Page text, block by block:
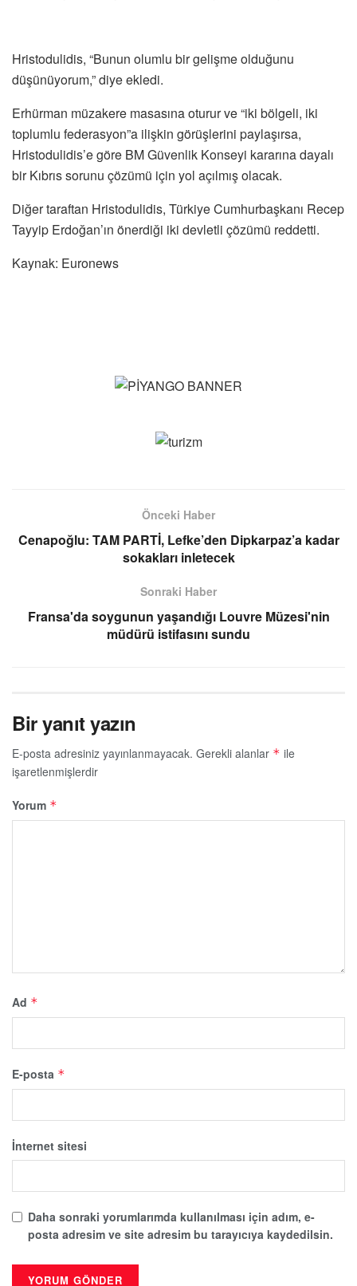
Hristodulidis, “Bunun olumlu bir gelişme olduğunu
düşünüyorum,” diye ekledi.
Erhürman müzakere masasına oturur ve “iki bölgeli, iki
toplumlu federasyon”a ilişkin görüşlerini paylaşırsa,
Hristodulidis’e göre BM Güvenlik Konseyi kararına dayalı
bir Kıbrıs sorunu çözümü için yol açılmış olacak.
Diğer taraftan Hristodulidis, Türkiye Cumhurbaşkanı Recep
Tayyip Erdoğan’ın önerdiği iki devletli çözümü reddetti.
Kaynak: Euronews
Önceki Haber
Cenapoğlu: TAM PARTİ, Lefke’den Dipkarpaz’a kadar
sokakları inletecek
Sonraki Haber
Fransa'da soygunun yaşandığı Louvre Müzesi'nin
müdürü istifasını sundu
Bir yanıt yazın
E-posta adresiniz yayınlanmayacak. Gerekli alanlar * ile
işaretlenmişlerdir
Yorum *
Ad *
E-posta *
İnternet sitesi
Daha sonraki yorumlarımda kullanılması için adım, e-
posta adresim ve site adresim bu tarayıcıya kaydedilsin.